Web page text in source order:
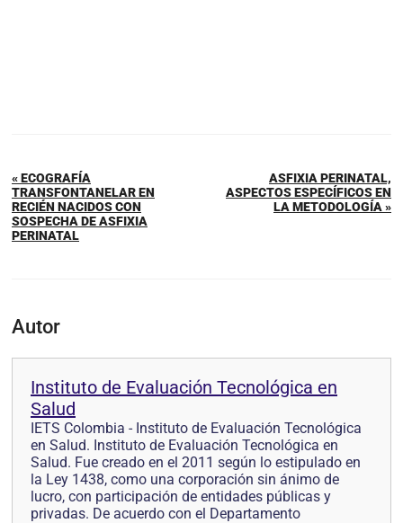
« ECOGRAFÍA
TRANSFONTANELAR EN
RECIÉN NACIDOS CON
SOSPECHA DE ASFIXIA
PERINATAL
ASFIXIA PERINATAL,
ASPECTOS ESPECÍFICOS EN
LA METODOLOGÍA »
Autor
Instituto de Evaluación Tecnológica en
Salud
IETS Colombia - Instituto de Evaluación Tecnológica
en Salud. Instituto de Evaluación Tecnológica en
Salud. Fue creado en el 2011 según lo estipulado en
la Ley 1438, como una corporación sin ánimo de
lucro, con participación de entidades públicas y
privadas. De acuerdo con el Departamento